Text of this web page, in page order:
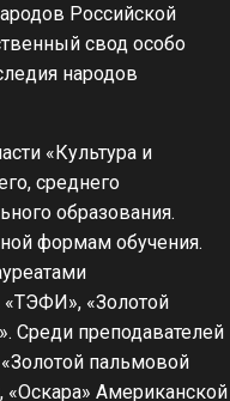
Российской
свод особо
народов
«Культура и
среднего
образования.
формам обучения.
«ТЭФИ», «Золотой
Среди преподавателей
пальмовой
«Оскара» Американской